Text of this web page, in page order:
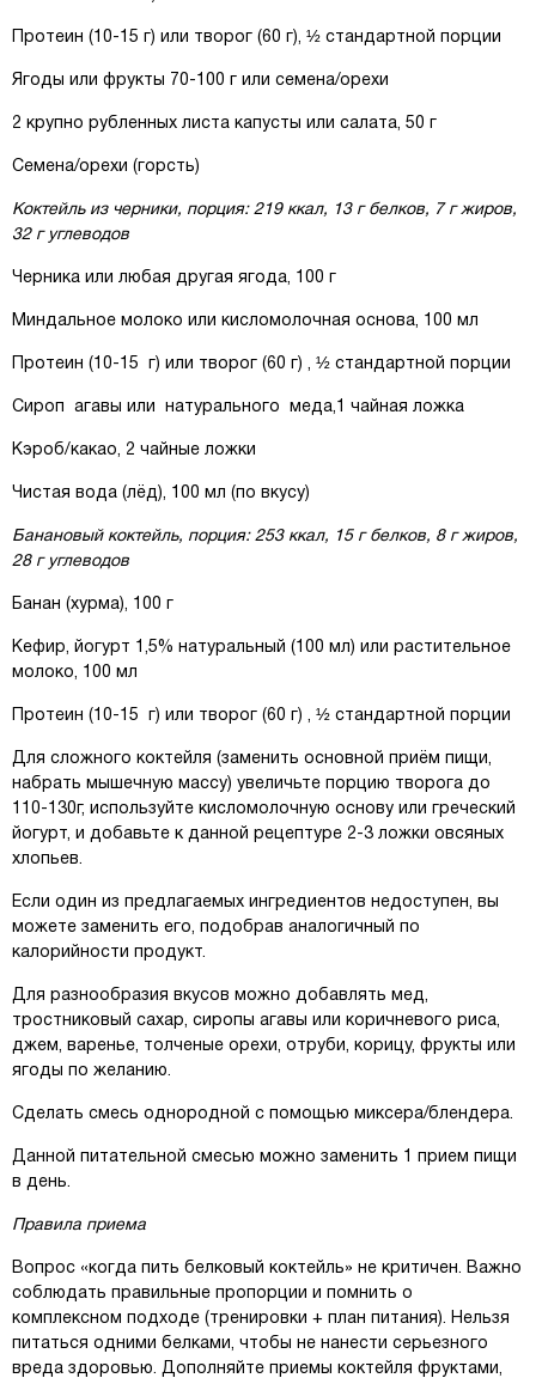
Протеин (10-15 г) или творог (60 г), ½ стандартной порции
Ягоды или фрукты 70-100 г или семена/орехи
2 крупно рубленных листа капусты или салата, 50 г
Семена/орехи (горсть)
Коктейль из черники, порция: 219 ккал, 13 г белков, 7 г жиров,
32 г углеводов
Черника или любая другая ягода, 100 г
Миндальное молоко или кисломолочная основа, 100 мл
Протеин (10-15 г) или творог (60 г) , ½ стандартной порции
Сироп агавы или натурального меда,1 чайная ложка
Кэроб/какао, 2 чайные ложки
Чистая вода (лёд), 100 мл (по вкусу)
Банановый коктейль, порция: 253 ккал, 15 г белков, 8 г жиров,
28 г углеводов
Банан (хурма), 100 г
Кефир, йогурт 1,5% натуральный (100 мл) или растительное
молоко, 100 мл
Протеин (10-15 г) или творог (60 г) , ½ стандартной порции
Для сложного коктейля (заменить основной приём пищи,
набрать мышечную массу) увеличьте порцию творога до
110-130г, используйте кисломолочную основу или греческий
йогурт, и добавьте к данной рецептуре 2-3 ложки овсяных
хлопьев.
Если один из предлагаемых ингредиентов недоступен, вы
можете заменить его, подобрав аналогичный по
калорийности продукт.
Для разнообразия вкусов можно добавлять мед,
тростниковый сахар, сиропы агавы или коричневого риса,
джем, варенье, толченые орехи, отруби, корицу, фрукты или
ягоды по желанию.
Сделать смесь однородной с помощью миксера/блендера.
Данной питательной смесью можно заменить 1 прием пищи
в день.
Правила приема
Вопрос «когда пить белковый коктейль» не критичен. Важно
соблюдать правильные пропорции и помнить о
комплексном подходе (тренировки + план питания). Нельзя
питаться одними белками, чтобы не нанести серьезного
вреда здоровью. Дополняйте приемы коктейля фруктами,